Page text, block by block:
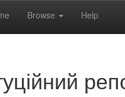
Browse Help